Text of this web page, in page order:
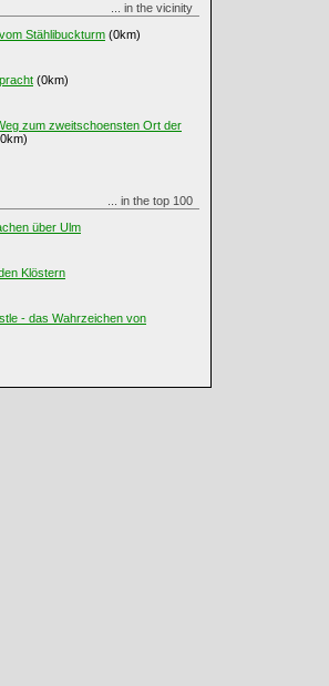
... in the vicinity
Stählibuckturm (0km)
(0km)
zum zweitschoensten Ort der
... in the top 100
über Ulm
Klöstern
- das Wahrzeichen von